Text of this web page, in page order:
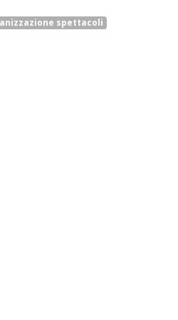
spettacoli